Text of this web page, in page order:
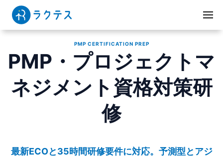
PMP CERTIFICATION PREP
PMP・プロジェクトマ
ネジメント資格対策研
修
最新ECOと35時間研修要件に対応。予測型とアジ